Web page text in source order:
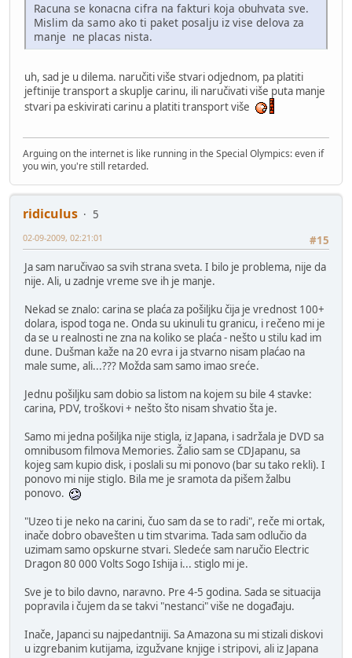
Racuna se konacna cifra na fakturi koja obuhvata sve.
Mislim da samo ako ti paket posalju iz vise delova za
manje ne placas nista.
uh, sad je u dilema. naručiti više stvari odjednom, pa platiti
jeftinije transport a skuplje carinu, ili naručivati više puta manje
stvari pa eskivirati carinu a platiti transport više
Arguing on the internet is like running in the Special Olympics: even if
you win, you're still retarded.
ridiculus
5
#15
02-09-2009, 02:21:01
Ja sam naručivao sa svih strana sveta. I bilo je problema, nije da
nije. Ali, u zadnje vreme sve ih je manje.
Nekad se znalo: carina se plaća za pošiljku čija je vrednost 100+
dolara, ispod toga ne. Onda su ukinuli tu granicu, i rečeno mi je
da se u realnosti ne zna na koliko se plaća - nešto u stilu kad im
dune. Dušman kaže na 20 evra i ja stvarno nisam plaćao na
male sume, ali...??? Možda sam samo imao sreće.
Jednu pošiljku sam dobio sa listom na kojem su bile 4 stavke:
carina, PDV, troškovi + nešto što nisam shvatio šta je.
Samo mi jedna pošiljka nije stigla, iz Japana, i sadržala je DVD sa
omnibusom filmova Memories. Žalio sam se CDJapanu, sa
kojeg sam kupio disk, i poslali su mi ponovo (bar su tako rekli). I
ponovo mi nije stiglo. Bila me je sramota da pišem žalbu
ponovo.
"Uzeo ti je neko na carini, čuo sam da se to radi", reče mi ortak,
inače dobro obavešten u tim stvarima. Tada sam odlučio da
uzimam samo opskurne stvari. Sledeće sam naručio Electric
Dragon 80 000 Volts Sogo Ishija i... stiglo mi je.
Sve je to bilo davno, naravno. Pre 4-5 godina. Sada se situacija
popravila i čujem da se takvi "nestanci" više ne događaju.
Inače, Japanci su najpedantniji. Sa Amazona su mi stizali diskovi
u izgrebanim kutijama, izgužvane knjige i stripovi, ali iz Japana